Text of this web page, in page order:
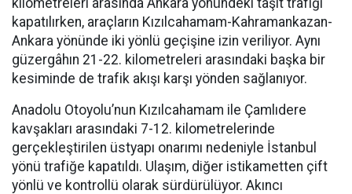
kilometreleri arasında Ankara yönündeki taşıt trafiği
kapatılırken, araçların Kızılcahamam-Kahramankazan-
Ankara yönünde iki yönlü geçişine izin veriliyor. Aynı
güzergâhın 21-22. kilometreleri arasındaki başka bir
kesiminde de trafik akışı karşı yönden sağlanıyor.
Anadolu Otoyolu’nun Kızılcahamam ile Çamlıdere
kavşakları arasındaki 7-12. kilometrelerinde
gerçekleştirilen üstyapı onarımı nedeniyle İstanbul
yönü trafiğe kapatıldı. Ulaşım, diğer istikametten çift
yönlü ve kontrollü olarak sürdürülüyor. Akıncı